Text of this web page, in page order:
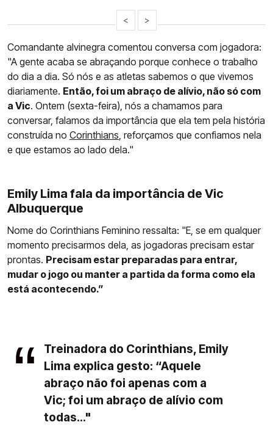
< >
Comandante alvinegra comentou conversa com jogadora:
"A gente acaba se abraçando porque conhece o trabalho
do dia a dia. Só nós e as atletas sabemos o que vivemos
diariamente. Então, foi um abraço de alívio, não só com
a Vic. Ontem (sexta-feira), nós a chamamos para
conversar, falamos da importância que ela tem pela história
construída no Corinthians , reforçamos que confiamos nela
e que estamos ao lado dela."
Emily Lima fala da importância de Vic
Albuquerque
Nome do Corinthians Feminino ressalta: "E, se em qualquer
momento precisarmos dela, as jogadoras precisam estar
prontas. Precisam estar preparadas para entrar,
mudar o jogo ou manter a partida da forma como ela
está acontecendo.”
Treinadora do Corinthians, Emily
Lima explica gesto: “Aquele
abraço não foi apenas com a
Vic; foi um abraço de alívio com
todas..."